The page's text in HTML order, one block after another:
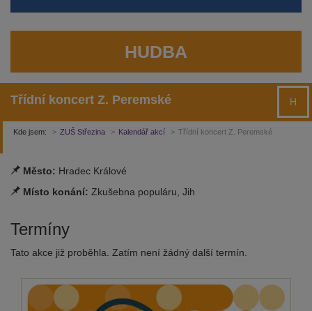
HUDBA
Třídní koncert Z. Peremské H
Kde jsem: ZUŠ Střezina Kalendář akcí Třídní koncert Z. Peremské
Město: Hradec Králové
Místo konání: Zkušebna populáru, Jih
Termíny
Tato akce již proběhla. Zatím není žádný další termín.